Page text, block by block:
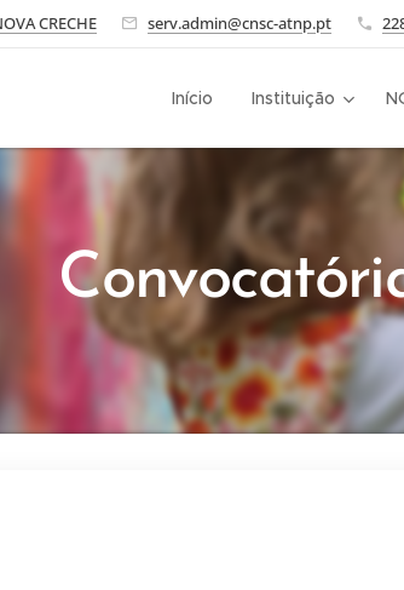
CRECHE serv.admin@cnsc-atnp.pt
Início Instituição